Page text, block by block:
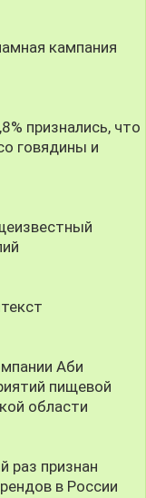
кампания
признались, что
говядины и
Аби
пищевой
области
раз признан
в России